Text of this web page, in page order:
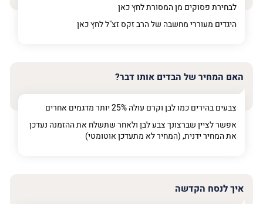
לבחירת פסוקים מן המסורת לחץכאן
היגדים מעוררי מחשבה של הרב זקס זצ"ל לחץכאן
האם המחיר של הבדים אותו דבר?
צבעים בהירים כמו לבן וקרם עולה 25% יותר מדגמים אחרים
אפשר לציין שברצונך צבע לבן ולאחר שתשלח את ההזמנה נעדכן
את המחיר ידנית, (המחיר לא מתעדכן אוטומטי)
איך לנסח הקדשה